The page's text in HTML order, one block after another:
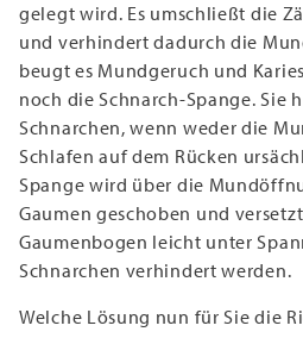
gelegt wird. Es umschließt die
und verhindert dadurch die
beugt es Mundgeruch und
noch die Schnarch-Spange. Sie
Schnarchen, wenn weder die
Schlafen auf dem Rücken
Spange wird über die
Gaumen geschoben und
Gaumenbogen leicht unter
Schnarchen verhindert werden.
Welche Lösung nun für Sie die